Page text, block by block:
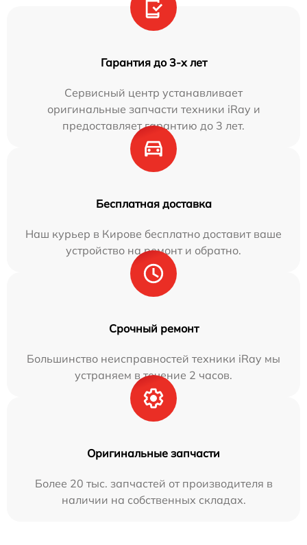
Гарантия до 3-х лет
Сервисный центр устанавливает
оригинальные запчасти техники iRay и
предоставляет гарантию до 3 лет.
Бесплатная доставка
Наш курьер в Кирове бесплатно доставит ваше
устройство на ремонт и обратно.
Срочный ремонт
Большинство неисправностей техники iRay мы
устраняем в течение 2 часов.
Оригинальные запчасти
Более 20 тыс. запчастей от производителя в
наличии на собственных складах.